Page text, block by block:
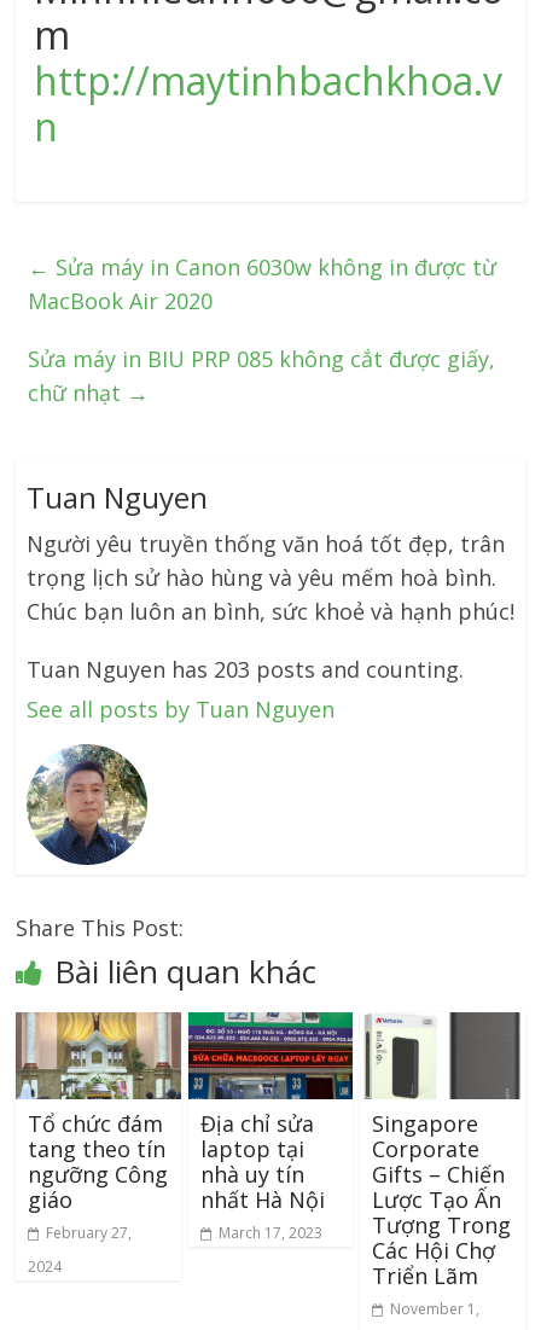
m
http://maytinhbachkhoa.v
n
← Sửa máy in Canon 6030w không in được từ
MacBook Air 2020
Sửa máy in BIU PRP 085 không cắt được giấy,
chữ nhạt →
Tuan Nguyen
Người yêu truyền thống văn hoá tốt đẹp, trân
trọng lịch sử hào hùng và yêu mếm hoà bình.
Chúc bạn luôn an bình, sức khoẻ và hạnh phúc!
Tuan Nguyen has 203 posts and counting.
See all posts by Tuan Nguyen
Share This Post:
Bài liên quan khác
Tổ chức đám
tang theo tín
ngưỡng Công
giáo
February 27,
2024
Địa chỉ sửa
laptop tại
nhà uy tín
nhất Hà Nội
March 17, 2023
Singapore
Corporate
Gifts – Chiến
Lược Tạo Ấn
Tượng Trong
Các Hội Chợ
Triển Lãm
November 1,